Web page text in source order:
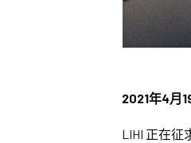
2021年4月
LIHI 正在征